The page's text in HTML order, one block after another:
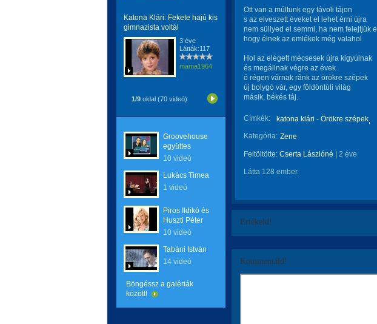
Katona Klári: Fekete hajú kis
gimnazista voltál
3 éve
Látták:117
mama1964
1/9 oldal (70 videó)
Groovehouse
együttes
10 videó
Lukács Timea
1 videó
Piros Ildikó és
Huszti Péter
10 videó
Tabáni István
14 videó
Böngéssz a galériák
között!
Ott van a múltunk egy távoli tájon
s az elveszett éveket el lehet érni újra
nem süllyed el semmi, ha nem felejtjük el
hogy élnek az emlékek még valahol
Hol az elégett mécsesek újra kigyúlnak
és megállnak végre az évek
ó régen várnak ránk az örökre szépek
új bolygó vár, egy földöntúli világ
másik, békés táj.
Címkék:
katona klári - Örökre szépek
Kategória: Zene
Feltöltötte: Cserta Lászlóné 2 éve
Látta 128 ember.
Értékeld!
Kommentáld!